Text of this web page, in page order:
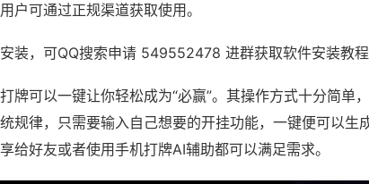
户可通过正规渠道获取使用。
装，可QQ搜索申请 549552478 进群获取软件安装教程
牌可以一键让你轻松成为“必赢”。其操作方式十分简单
规律，只需要输入自己想要的开挂功能，一键便可以生
给好友或者使用手机打牌AI辅助都可以满足需求。